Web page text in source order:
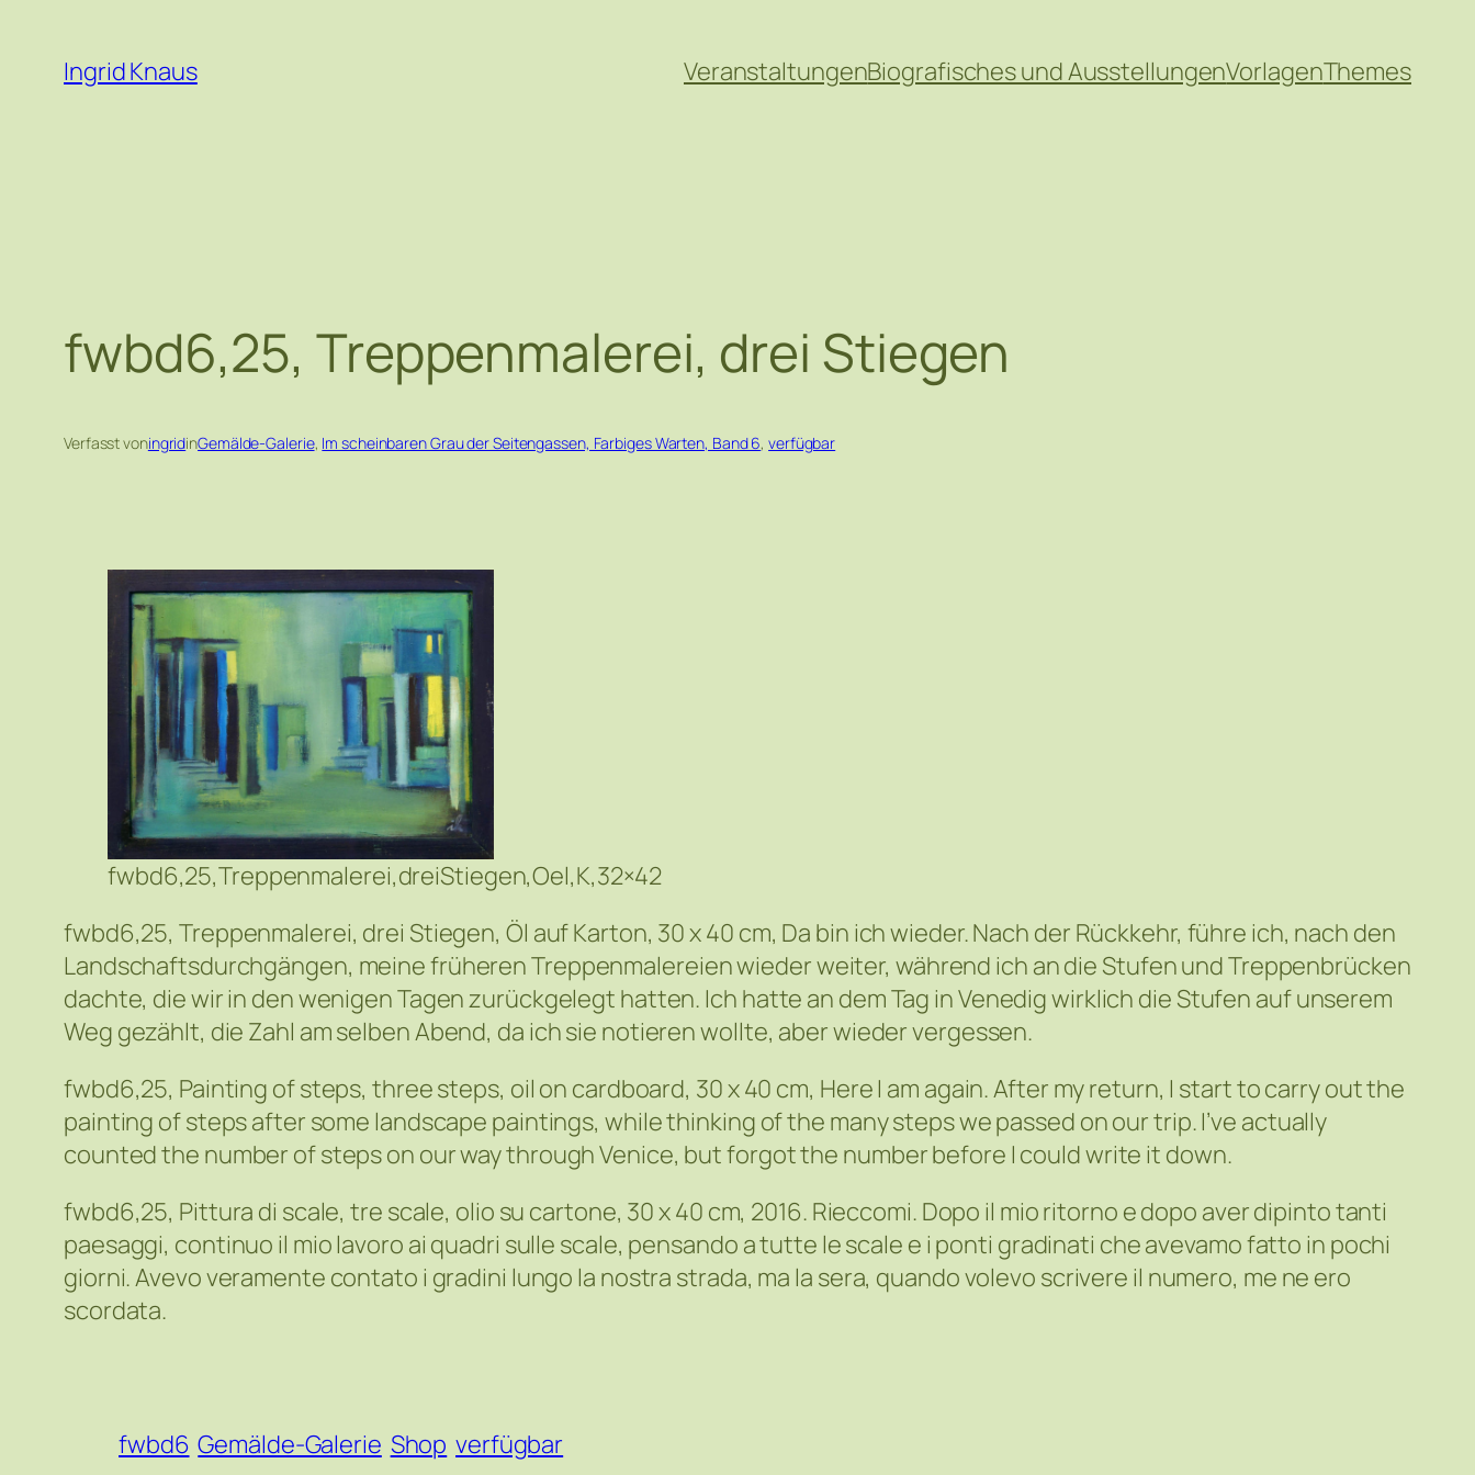
Inhalt
springen
Ingrid Knaus VeranstaltungenBiografisches und AusstellungenVorlagenThemes
fwbd6,25, Treppenmalerei, drei Stiegen
Verfasst voningridinGemälde-Galerie, Im scheinbaren Grau der Seitengassen, Farbiges Warten, Band 6, verfügbar
fwbd6,25,Treppenmalerei,dreiStiegen,Oel,K,32×42
fwbd6,25, Treppenmalerei, drei Stiegen, Öl auf Karton, 30 x 40 cm, Da bin ich wieder. Nach der Rückkehr, führe ich, nach den
Landschaftsdurchgängen, meine früheren Treppenmalereien wieder weiter, während ich an die Stufen und Treppenbrücken
dachte, die wir in den wenigen Tagen zurückgelegt hatten. Ich hatte an dem Tag in Venedig wirklich die Stufen auf unserem
Weg gezählt, die Zahl am selben Abend, da ich sie notieren wollte, aber wieder vergessen.
fwbd6,25, Painting of steps, three steps, oil on cardboard, 30 x 40 cm, Here I am again. After my return, I start to carry out the
painting of steps after some landscape paintings, while thinking of the many steps we passed on our trip. I’ve actually
counted the number of steps on our way through Venice, but forgot the number before I could write it down.
fwbd6,25, Pittura di scale, tre scale, olio su cartone, 30 x 40 cm, 2016. Rieccomi. Dopo il mio ritorno e dopo aver dipinto tanti
paesaggi, continuo il mio lavoro ai quadri sulle scale, pensando a tutte le scale e i ponti gradinati che avevamo fatto in pochi
giorni. Avevo veramente contato i gradini lungo la nostra strada, ma la sera, quando volevo scrivere il numero, me ne ero
scordata.
fwbd6 Gemälde-Galerie Shop verfügbar